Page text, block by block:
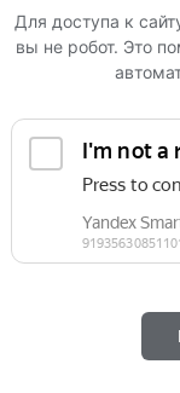
Для доступа к
вы не робот. Это